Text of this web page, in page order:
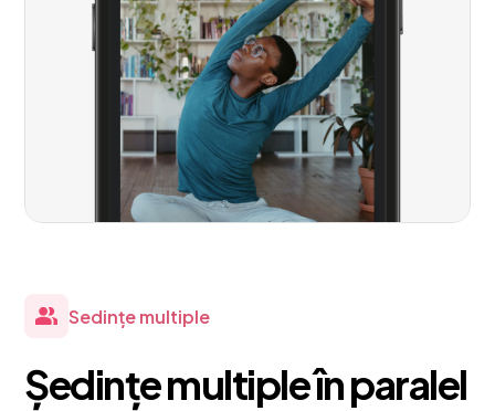
Sedințe multiple
Ședințe multiple în paralel